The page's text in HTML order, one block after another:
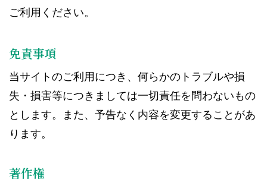
ご利用ください。
免責事項
当サイトのご利用につき、何らかのトラブルや損
失・損害等につきましては一切責任を問わないもの
とします。また、予告なく内容を変更することがあ
ります。
著作権